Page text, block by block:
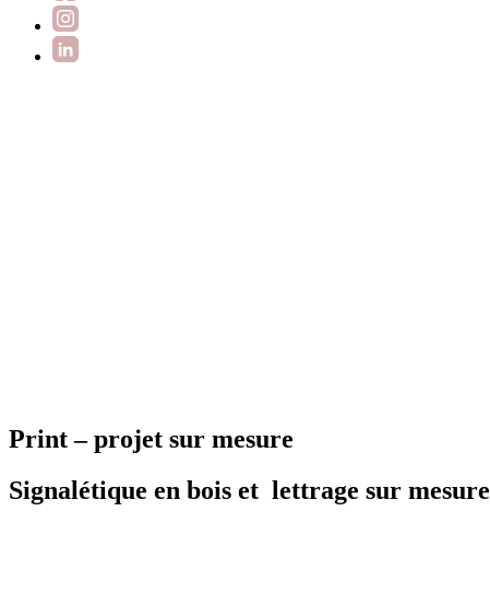
Print – projet sur mesure
Signalétique en bois et lettrage sur mesure